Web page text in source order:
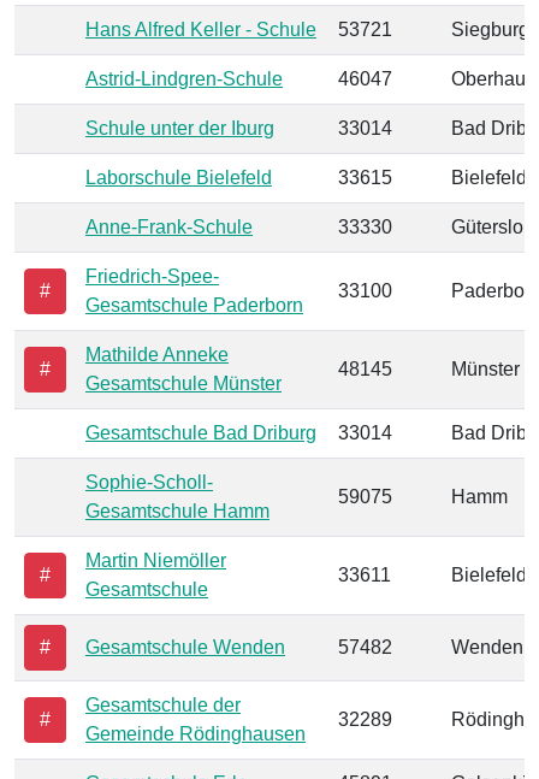
Hans Alfred Keller - Schule 53721 Siegburg
Astrid-Lindgren-Schule 46047
Schule unter der Iburg 33014 Bad
Laborschule Bielefeld 33615 Bielefeld
Anne-Frank-Schule 33330 Gütersloh
#
Friedrich-Spee-
Gesamtschule Paderborn
33100
#
Mathilde Anneke
Gesamtschule Münster
48145 Münster
Gesamtschule Bad Driburg 33014 Bad
Sophie-Scholl-
Gesamtschule Hamm
59075 Hamm
#
Martin Niemöller
Gesamtschule
33611 Bielefeld
# Gesamtschule Wenden 57482 Wenden
#
Gesamtschule der
Gemeinde Rödinghausen
32289